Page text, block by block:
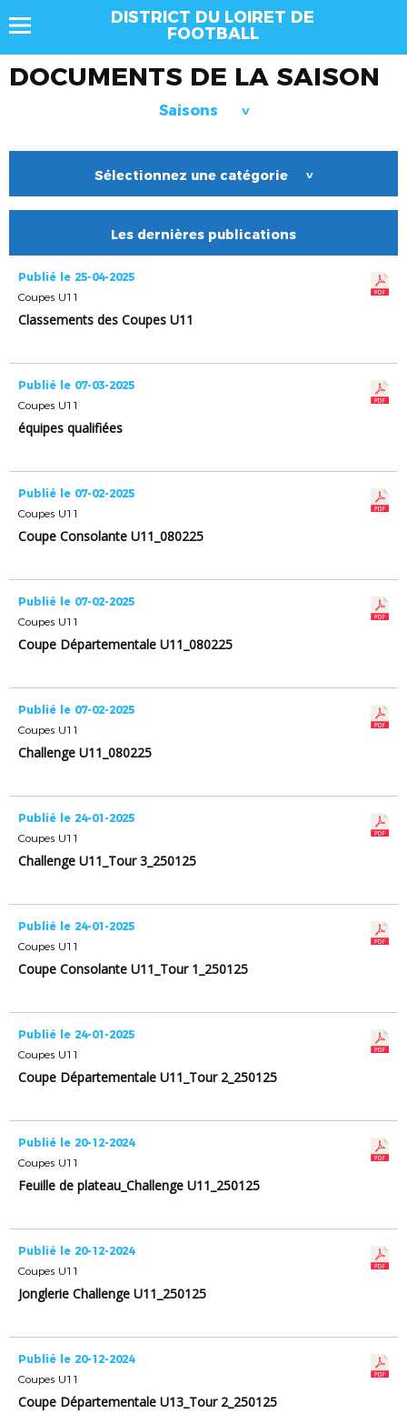
DISTRICT DU LOIRET DE
FOOTBALL
DOCUMENTS DE LA SAISON
Saisons >
Sélectionnez une catégorie >
Les dernières publications
Publié le 25-04-2025
Coupes U11
Classements des Coupes U11
Publié le 07-03-2025
Coupes U11
équipes qualifiées
Publié le 07-02-2025
Coupes U11
Coupe Consolante U11_080225
Publié le 07-02-2025
Coupes U11
Coupe Départementale U11_080225
Publié le 07-02-2025
Coupes U11
Challenge U11_080225
Publié le 24-01-2025
Coupes U11
Challenge U11_Tour 3_250125
Publié le 24-01-2025
Coupes U11
Coupe Consolante U11_Tour 1_250125
Publié le 24-01-2025
Coupes U11
Coupe Départementale U11_Tour 2_250125
Publié le 20-12-2024
Coupes U11
Feuille de plateau_Challenge U11_250125
Publié le 20-12-2024
Coupes U11
Jonglerie Challenge U11_250125
Publié le 20-12-2024
Coupes U11
Coupe Départementale U13_Tour 2_250125